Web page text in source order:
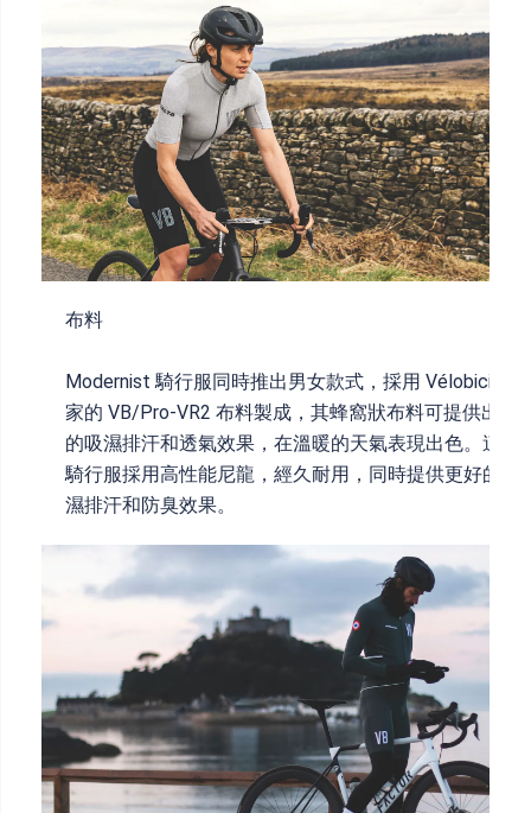
布料
Modernist 騎行服同時推出男女款式，採用 Vélobici 獨
家的 VB/Pro-VR2 布料製成，其蜂窩狀布料可提供出色
的吸濕排汗和透氣效果，在溫暖的天氣表現出色。這款
騎行服採用高性能尼龍，經久耐用，同時提供更好的吸
濕排汗和防臭效果。